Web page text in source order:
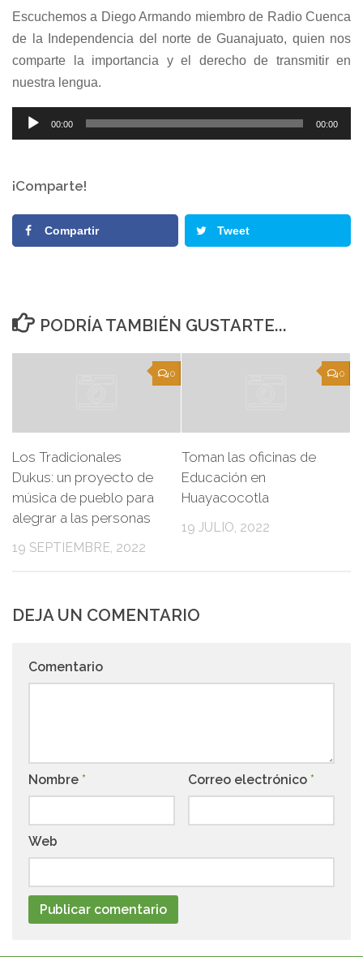
Escuchemos a Diego Armando miembro de Radio Cuenca
de la Independencia del norte de Guanajuato, quien nos
comparte la importancia y el derecho de transmitir en
nuestra lengua.
Reproductor
de
00:00 00:00
¡Comparte!
Compartir Tweet
PODRÍA TAMBIÉN GUSTARTE...
0
Los Tradicionales
Dukus: un proyecto de
música de pueblo para
alegrar a las personas
19 SEPTIEMBRE, 2022
0
Toman las oficinas de
Educación en
Huayacocotla
19 JULIO, 2022
DEJA UN COMENTARIO
Comentario
Nombre * Correo electrónico *
Web